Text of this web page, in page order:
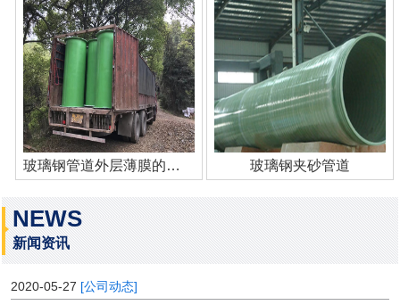
玻璃钢管道外层薄膜的作用 玻璃钢夹砂管道
NEWS
新闻资讯
2020-05-27 [公司动态]